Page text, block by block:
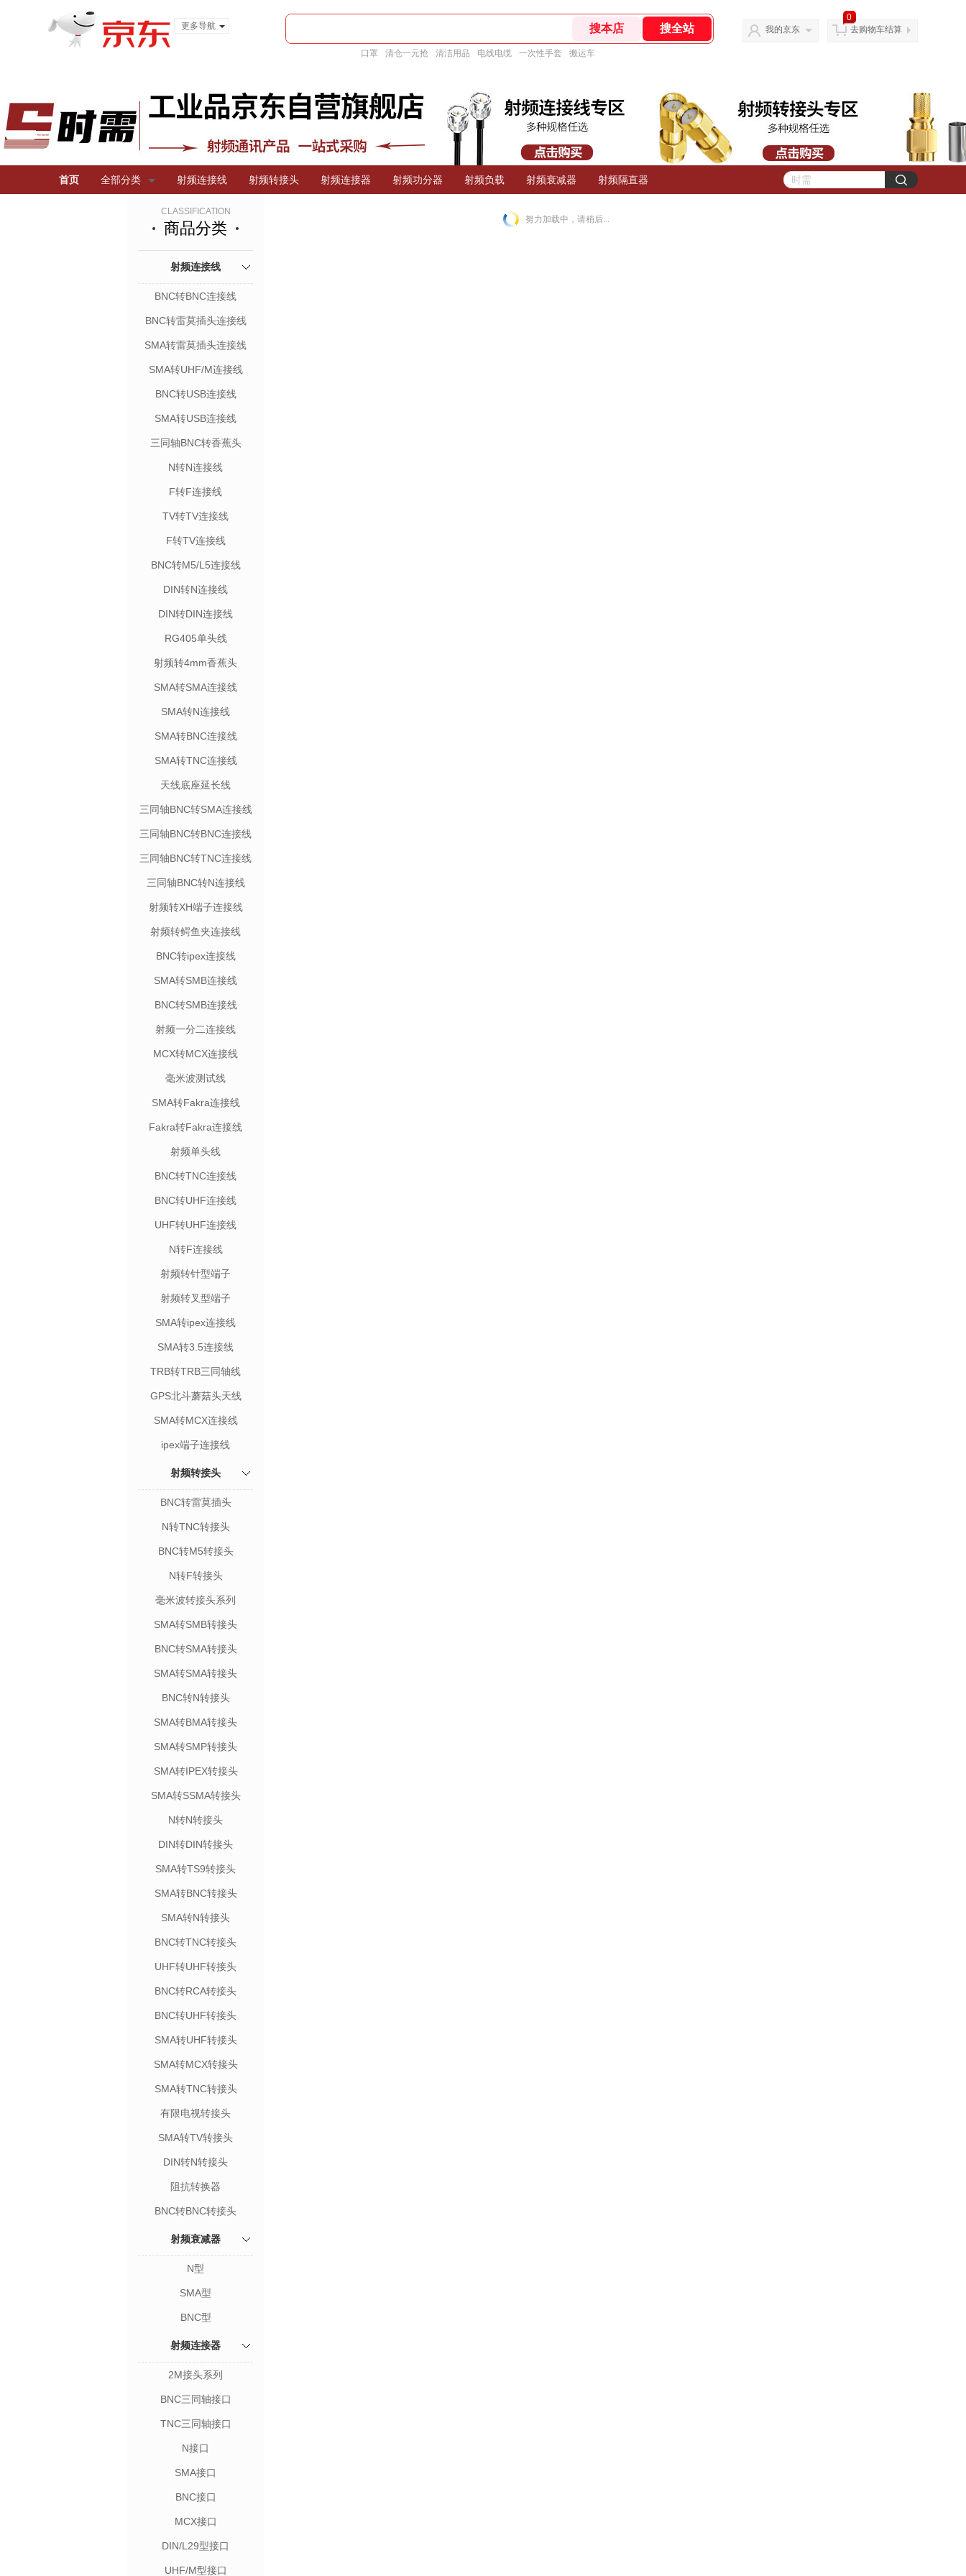
更多导航
口罩 清仓一元抢 清洁用品 电线电缆 一次性手套 搬运车
我的京东
0
去购物车结算
首页 全部分类 射频连接线 射频转接头 射频连接器 射频功分器 射频负载 射频衰减器 射频隔直器
CLASSIFICATION
商品分类
射频连接线
BNC转BNC连接线
BNC转雷莫插头连接线
SMA转雷莫插头连接线
SMA转UHF/M连接线
BNC转USB连接线
SMA转USB连接线
三同轴BNC转香蕉头
N转N连接线
F转F连接线
TV转TV连接线
F转TV连接线
BNC转M5/L5连接线
DIN转N连接线
DIN转DIN连接线
RG405单头线
射频转4mm香蕉头
SMA转SMA连接线
SMA转N连接线
SMA转BNC连接线
SMA转TNC连接线
天线底座延长线
三同轴BNC转SMA连接线
三同轴BNC转BNC连接线
三同轴BNC转TNC连接线
三同轴BNC转N连接线
射频转XH端子连接线
射频转鳄鱼夹连接线
BNC转ipex连接线
SMA转SMB连接线
BNC转SMB连接线
射频一分二连接线
MCX转MCX连接线
毫米波测试线
SMA转Fakra连接线
Fakra转Fakra连接线
射频单头线
BNC转TNC连接线
BNC转UHF连接线
UHF转UHF连接线
N转F连接线
射频转针型端子
射频转叉型端子
SMA转ipex连接线
SMA转3.5连接线
TRB转TRB三同轴线
GPS北斗蘑菇头天线
SMA转MCX连接线
ipex端子连接线
射频转接头
BNC转雷莫插头
N转TNC转接头
BNC转M5转接头
N转F转接头
毫米波转接头系列
SMA转SMB转接头
BNC转SMA转接头
SMA转SMA转接头
BNC转N转接头
SMA转BMA转接头
SMA转SMP转接头
SMA转IPEX转接头
SMA转SSMA转接头
N转N转接头
DIN转DIN转接头
SMA转TS9转接头
SMA转BNC转接头
SMA转N转接头
BNC转TNC转接头
UHF转UHF转接头
BNC转RCA转接头
BNC转UHF转接头
SMA转UHF转接头
SMA转MCX转接头
SMA转TNC转接头
有限电视转接头
SMA转TV转接头
DIN转N转接头
阻抗转换器
BNC转BNC转接头
射频衰减器
N型
SMA型
BNC型
射频连接器
2M接头系列
BNC三同轴接口
TNC三同轴接口
N接口
SMA接口
BNC接口
MCX接口
DIN/L29型接口
UHF/M型接口
努力加载中，请稍后...